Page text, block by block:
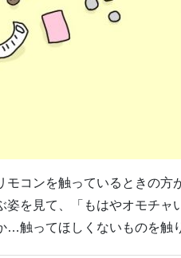
コンを触っているときの方
を見て、「もはやオモチャ
触ってほしくないものを触